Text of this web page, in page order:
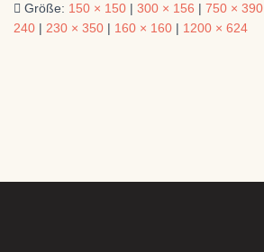
Größe: 150 × 150 | 300 × 156 | 750 × 390
240 | 230 × 350 | 160 × 160 | 1200 × 624